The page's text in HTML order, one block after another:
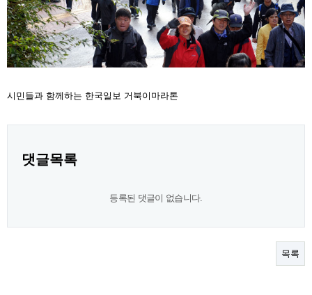
시민들과 함께하는 한국일보 거북이마라톤
댓글목록
등록된 댓글이 없습니다.
목록